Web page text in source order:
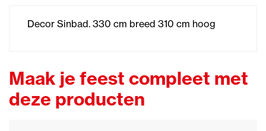
Decor Sinbad. 330 cm breed 310 cm hoog
Maak je feest compleet met
deze producten